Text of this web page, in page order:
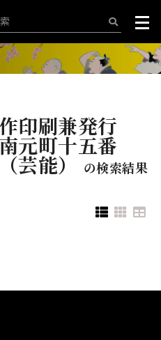
印刷兼発行
元町十五番
芸能） の検索結果